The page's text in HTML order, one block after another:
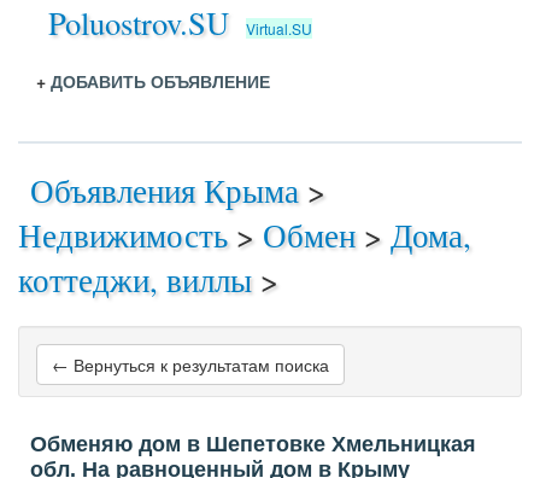
Poluostrov.SU Virtual.SU
+ ДОБАВИТЬ ОБЪЯВЛЕНИЕ
Объявления Крыма >
Недвижимость> Обмен > Дома,
коттеджи, виллы >
← Вернуться к результатам поиска
Обменяю дом в Шепетовке Хмельницкая
обл. На равноценный дом в Крыму